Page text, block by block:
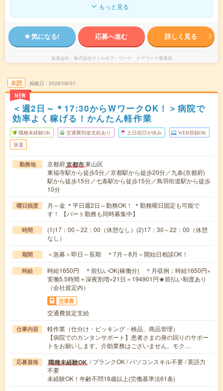
もっと見る
気になる! 応募へ進む 詳しく見る
派遣会社 株式会社ウィルオブ・ワーク ケアワーク事業部
未読
NEW
掲載日 2026/08/07
＜週2日～＊17:30からWワークOK！＞病院で
効率よく稼げる！かんたん軽作業
職種未経験OK 交通費別途支給あり 土日祝日が休み WEB登録OK
派遣
勤務地 京都府京都市東山区
東福寺駅から徒歩5分／京都駅から徒歩20分／九条(京都府)
駅から徒歩15分／七条駅から徒歩15分／鳥羽街道駅から徒歩
10分
曜日頻度
月～金 ＊平日週2日～勤務OK！ ＊勤務曜日固定も可能で
す！ 【パート勤務も同時募集中】
時間
(1)17：00～22：00（休憩なし）(2)17：30～22：00（休憩
なし）
期間 ＜急募＞即日～長期 ＊7月～8月～開始日相談OK！
時給
時給1650円 ＊前払いOK(稼働分) ＊月収例：時給1650円×
実働5.5時間＋深夜割増×21日＝194901円★前払い制度あり
（会社規定内）
交通費
交通費規定支給
仕事内容
軽作業（仕分け・ピッキング・検品、商品管理）
【病院でのカンタンサポート】患者さまの身の回りのサポー
トをお願いします。介助業務はございません。モク…
応募資格 職種未経験OK / ブランクOK / パソコンスキル不要 / 英語力
不要
未経験OK！年齢不問18歳以上(労働基準法61条)